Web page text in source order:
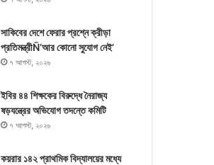
সাকিবের দেশে ফেরার প্রশ্নে ক্রীড়া
প্রতিমন্ত্রীÑ‘আর কোনো সুযোগ নেই’
৭ আগস্ট, ২০২৬
ইবির ৪৪ শিক্ষকের বিরুদ্ধে নৈরাজ্য
ষড়যন্ত্রের অভিযোগ তদন্তে কমিটি
৭ আগস্ট, ২০২৬
কয়রার ১৪২ প্রাথমিক বিদ্যালয়ের মধ্যে